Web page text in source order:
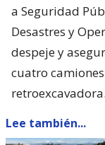
a Seguridad
Desastres y
despeje y
cuatro
retroexcavadora.
Lee también...